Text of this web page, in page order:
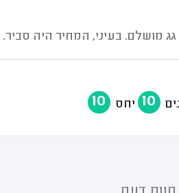
גג מושלם. בעיני, המחיר היה סביר.
10 יחס 10